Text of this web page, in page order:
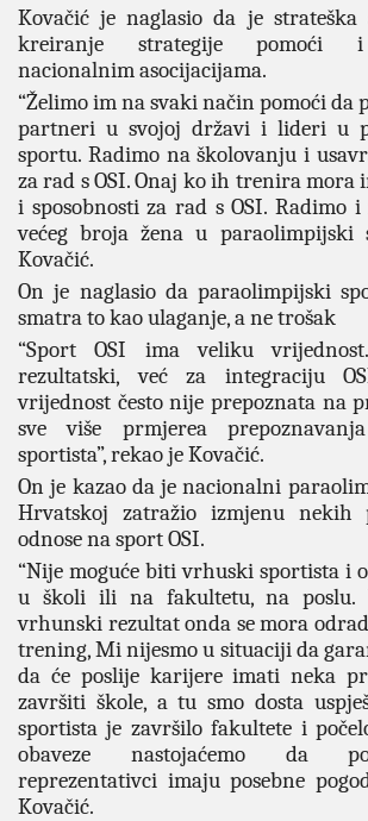
Kovačić je naglasio da je strateška
kreiranje strategije pomoći i
nacionalnim asocijacijama.
“Želimo im na svaki način pomoći da
partneri u svojoj državi i lideri u
sportu. Radimo na školovanju i
za rad s OSI. Onaj ko ih trenira mora
i sposobnosti za rad s OSI. Radimo
većeg broja žena u paraolimpijski
Kovačić.
On je naglasio da paraolimpijski
smatra to kao ulaganje, a ne trošak
“Sport OSI ima veliku
rezultatski, već za integraciju
vrijednost često nije prepoznata na
sve više prmjerea
sportista”, rekao je Kovačić.
On je kazao da je nacionalni
Hrvatskoj zatražio izmjenu nekih
odnose na sport OSI.
“Nije moguće biti vrhuski sportista i
u školi ili na fakultetu, na poslu.
vrhunski rezultat onda se mora
trening, Mi nijesmo u situaciji da
da će poslije karijere imati neka
završiti škole, a tu smo dosta
sportista je završilo fakultete i
obaveze nastojaćemo da
reprezentativci imaju posebne
Kovačić.